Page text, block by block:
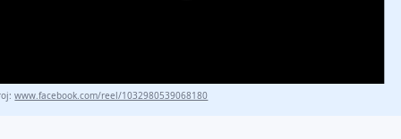
www.facebook.com/reel/1032980539068180